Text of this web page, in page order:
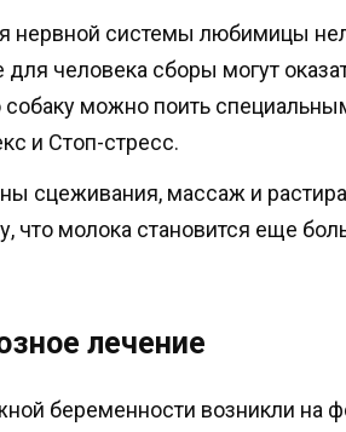
нервной системы любимицы
человека сборы могут
можно поить
и Стоп-стресс.
сцеживания, массаж и
что молока становится еще
лечение
беременности возникли на